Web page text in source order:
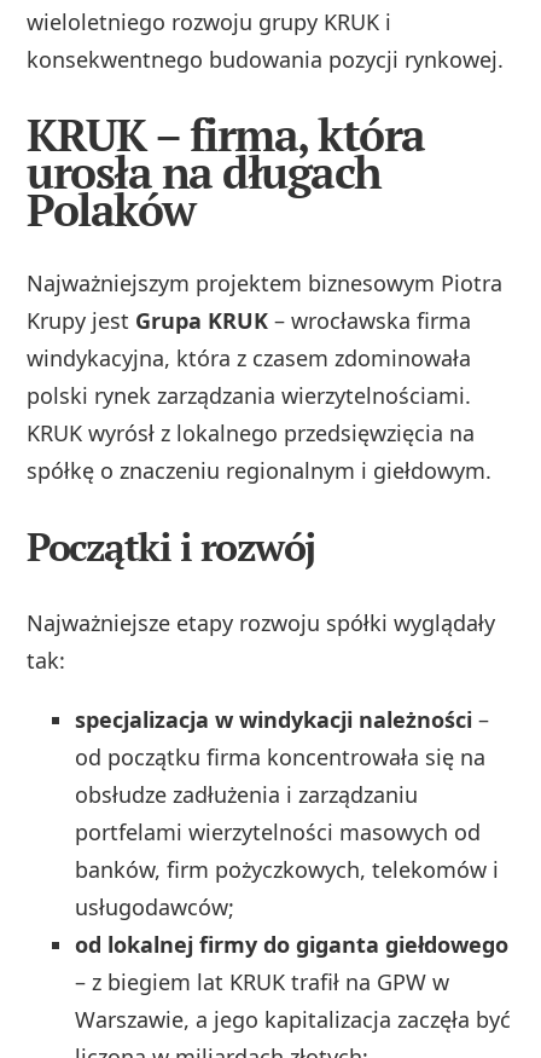
wieloletniego rozwoju grupy KRUK i
konsekwentnego budowania pozycji rynkowej.
KRUK – firma, która
urosła na długach
Polaków
Najważniejszym projektem biznesowym Piotra
Krupy jest Grupa KRUK – wrocławska firma
windykacyjna, która z czasem zdominowała
polski rynek zarządzania wierzytelnościami.
KRUK wyrósł z lokalnego przedsięwzięcia na
spółkę o znaczeniu regionalnym i giełdowym.
Początki i rozwój
Najważniejsze etapy rozwoju spółki wyglądały
tak:
specjalizacja w windykacji należności –
od początku firma koncentrowała się na
obsłudze zadłużenia i zarządzaniu
portfelami wierzytelności masowych od
banków, firm pożyczkowych, telekomów i
usługodawców;
od lokalnej firmy do giganta giełdowego
– z biegiem lat KRUK trafił na GPW w
Warszawie, a jego kapitalizacja zaczęła być